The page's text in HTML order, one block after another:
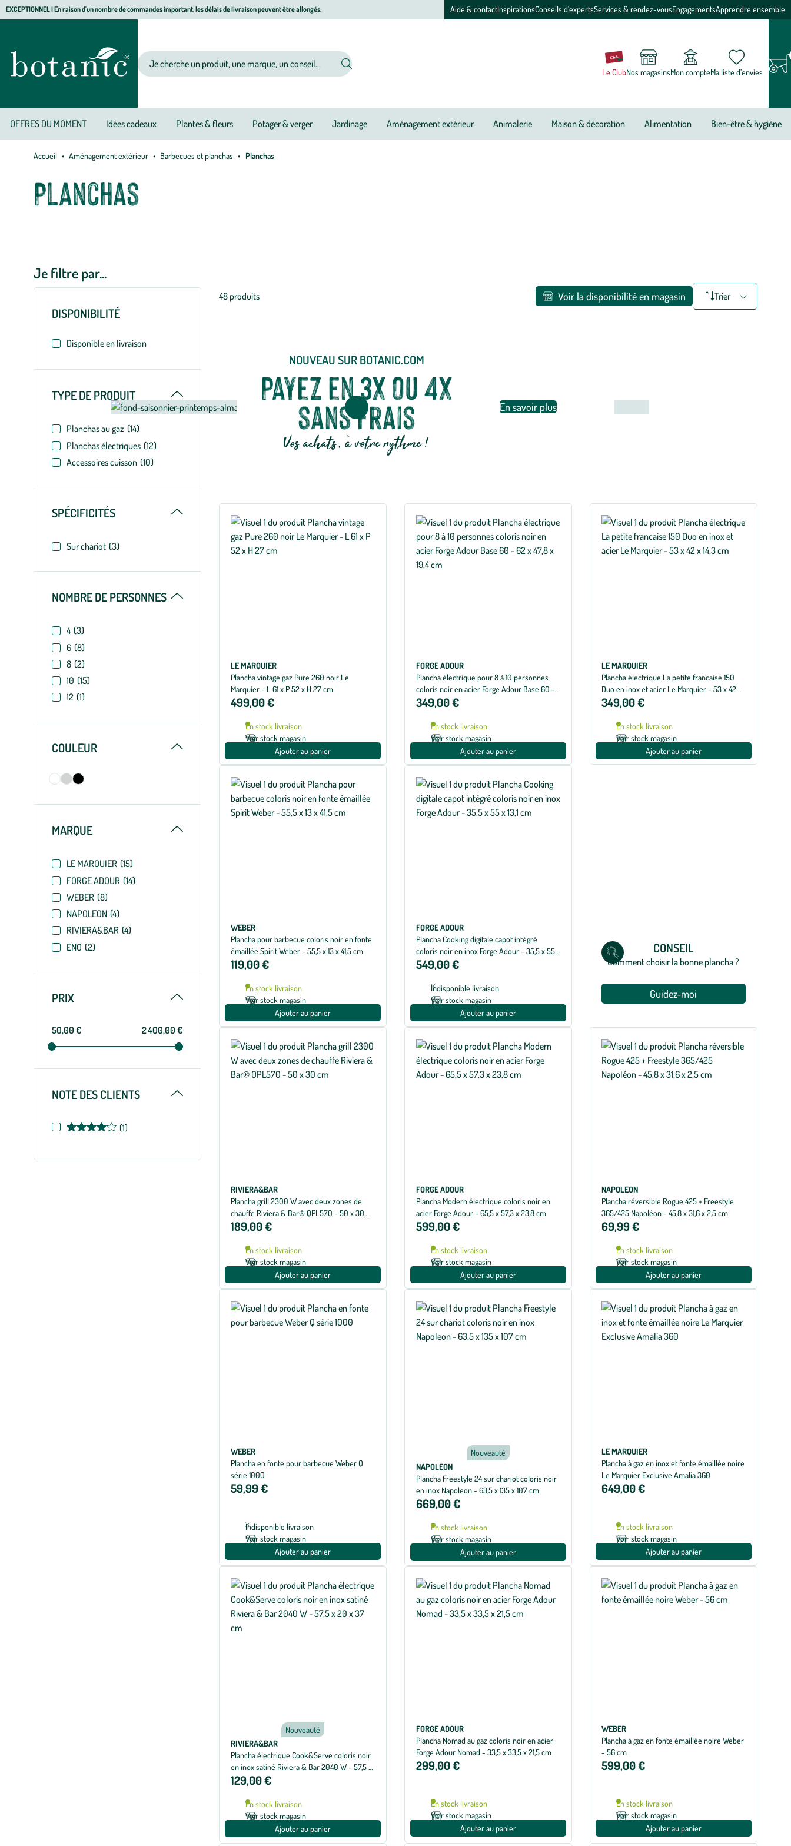
Aller
navigation
Aller
principal
Aller
de
page
EXCEPTIONNEL I En raison d'un nombre de commandes important, les délais de livraison peuvent être allongés. Aide & contactInspirationsConseils d'expertsServices & rendez-vousEngagementsApprendre ensemble
animalerie,
décoration,
botanic®
Votre
recherche
Le ClubNos magasinsMon compteMa liste d’envies
OFFRES DU MOMENT Idées cadeaux Plantes & fleurs Potager & verger Jardinage Aménagement extérieur Animalerie Maison & décoration Alimentation Bien-être & hygiène
Accueil Aménagement extérieur Barbecues et planchas Planchas
Planchas
Je filtre par...
DISPONIBILITÉ
Disponible en livraison
TYPE DE PRODUIT Replier
Planchas au gaz (14)
Planchas électriques (12)
Accessoires cuisson (10)
SPÉCIFICITÉS Replier
Sur chariot (3)
NOMBRE DE PERSONNES Replier
4 (3)
6 (8)
8 (2)
10 (15)
12 (1)
COULEUR Replier
MARQUE Replier
LE MARQUIER (15)
FORGE ADOUR (14)
WEBER (8)
NAPOLEON (4)
RIVIERA&BAR (4)
ENO (2)
PRIX Replier
50,00 € 2 400,00 €
NOTE DES CLIENTS Replier
Note
(1)
des
48 produits Trier
Voir la disponibilité en magasin
NOUVEAU SUR BOTANIC.COM
Payez en 3x ou 4x
sans frais
Vos achats, à votre rythme !
En savoir plus
LE MARQUIER
Plancha vintage gaz Pure 260 noir Le
Marquier - L 61 x P 52 x H 27 cm
499,00 €
En stock livraison
Voir stock magasin
Ajouter au panier
FORGE ADOUR
Plancha électrique pour 8 à 10 personnes
coloris noir en acier Forge Adour Base 60 -
62 x 47,8 x 19,4 cm
349,00 €
En stock livraison
Voir stock magasin
Ajouter au panier
LE MARQUIER
Plancha électrique La petite francaise 150
Duo en inox et acier Le Marquier - 53 x 42 x
14,3 cm
349,00 €
En stock livraison
Voir stock magasin
Ajouter au panier
WEBER
Plancha pour barbecue coloris noir en fonte
émaillée Spirit Weber - 55,5 x 13 x 41,5 cm
119,00 €
En stock livraison
Voir stock magasin
Ajouter au panier
FORGE ADOUR
Plancha Cooking digitale capot intégré
coloris noir en inox Forge Adour - 35,5 x 55 x
13,1 cm
549,00 €
Indisponible livraison
Voir stock magasin
Ajouter au panier
CONSEIL
Comment choisir la bonne plancha ?
Guidez-moi
RIVIERA&BAR
Plancha grill 2300 W avec deux zones de
chauffe Riviera & Bar® QPL570 - 50 x 30
cm
189,00 €
En stock livraison
Voir stock magasin
Ajouter au panier
FORGE ADOUR
Plancha Modern électrique coloris noir en
acier Forge Adour - 65,5 x 57,3 x 23,8 cm
599,00 €
En stock livraison
Voir stock magasin
Ajouter au panier
NAPOLEON
Plancha réversible Rogue 425 + Freestyle
365/425 Napoléon - 45,8 x 31,6 x 2,5 cm
69,99 €
En stock livraison
Voir stock magasin
Ajouter au panier
WEBER
Plancha en fonte pour barbecue Weber Q
série 1000
59,99 €
Indisponible livraison
Voir stock magasin
Ajouter au panier
Nouveauté
NAPOLEON
Plancha Freestyle 24 sur chariot coloris noir
en inox Napoleon - 63,5 x 135 x 107 cm
669,00 €
En stock livraison
Voir stock magasin
Ajouter au panier
LE MARQUIER
Plancha à gaz en inox et fonte émaillée noire
Le Marquier Exclusive Amalia 360
649,00 €
En stock livraison
Voir stock magasin
Ajouter au panier
Nouveauté
RIVIERA&BAR
Plancha électrique Cook&Serve coloris noir
en inox satiné Riviera & Bar 2040 W - 57,5 x
20 x 37 cm
129,00 €
En stock livraison
Voir stock magasin
Ajouter au panier
FORGE ADOUR
Plancha Nomad au gaz coloris noir en acier
Forge Adour Nomad - 33,5 x 33,5 x 21,5 cm
299,00 €
En stock livraison
Voir stock magasin
Ajouter au panier
WEBER
Plancha à gaz en fonte émaillée noire Weber
- 56 cm
599,00 €
En stock livraison
Voir stock magasin
Ajouter au panier